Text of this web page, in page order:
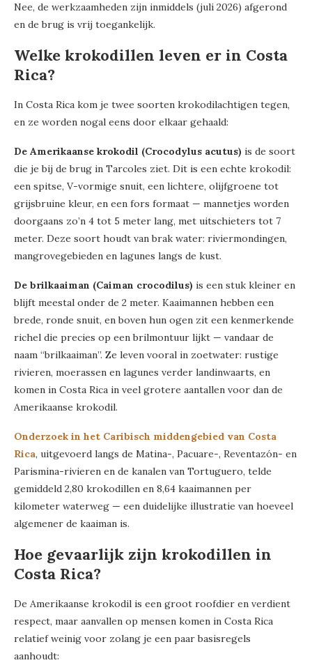
Nee, de werkzaamheden zijn inmiddels (juli 2026) afgerond
en de brug is vrij toegankelijk.
Welke krokodillen leven er in Costa
Rica?
In Costa Rica kom je twee soorten krokodilachtigen tegen,
en ze worden nogal eens door elkaar gehaald:
De Amerikaanse krokodil (Crocodylus acutus) is de soort
die je bij de brug in Tarcoles ziet. Dit is een echte krokodil:
een spitse, V-vormige snuit, een lichtere, olijfgroene tot
grijsbruine kleur, en een fors formaat — mannetjes worden
doorgaans zo’n 4 tot 5 meter lang, met uitschieters tot 7
meter. Deze soort houdt van brak water: riviermondingen,
mangrovegebieden en lagunes langs de kust.
De brilkaaiman (Caiman crocodilus) is een stuk kleiner en
blijft meestal onder de 2 meter. Kaaimannen hebben een
brede, ronde snuit, en boven hun ogen zit een kenmerkende
richel die precies op een brilmontuur lijkt — vandaar de
naam “brilkaaiman”. Ze leven vooral in zoetwater: rustige
rivieren, moerassen en lagunes verder landinwaarts, en
komen in Costa Rica in veel grotere aantallen voor dan de
Amerikaanse krokodil.
Onderzoek in het Caribisch middengebied van Costa
Rica, uitgevoerd langs de Matina-, Pacuare-, Reventazón- en
Parismina-rivieren en de kanalen van Tortuguero, telde
gemiddeld 2,80 krokodillen en 8,64 kaaimannen per
kilometer waterweg — een duidelijke illustratie van hoeveel
algemener de kaaiman is.
Hoe gevaarlijk zijn krokodillen in
Costa Rica?
De Amerikaanse krokodil is een groot roofdier en verdient
respect, maar aanvallen op mensen komen in Costa Rica
relatief weinig voor zolang je een paar basisregels
aanhoudt: